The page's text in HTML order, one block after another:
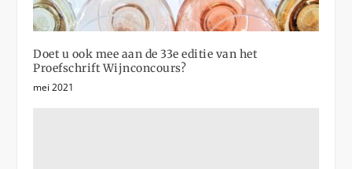
Doet u ook mee aan de 33e editie van het
Proefschrift Wijnconcours?
mei 2021